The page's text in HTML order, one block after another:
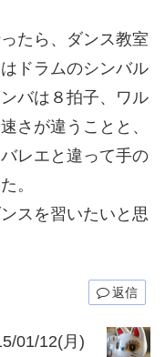
たら、ダンス教室
ドラムのシンバル
バは８拍子、ワル
さが違うことと、
レエと違って手の
。
スを習いたいと思
返信
01/12(月)